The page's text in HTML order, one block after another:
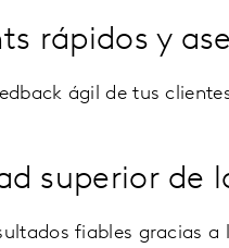
rápidos y
ágil de tus
superior de
fiables gracias